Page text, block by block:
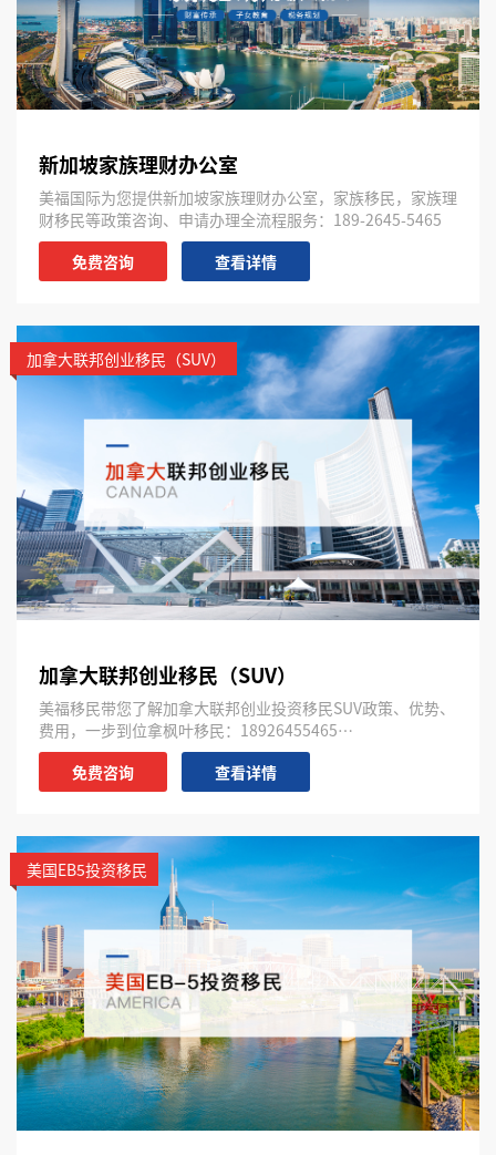
新加坡家族理财办公室
美福国际为您提供新加坡家族理财办公室，家族移民，家族理
财移民等政策咨询、申请办理全流程服务：189-2645-5465
免费咨询
查看详情
加拿大联邦创业移民（SUV）
加拿大联邦创业移民（SUV）
美福移民带您了解加拿大联邦创业投资移民SUV政策、优势、
费用，一步到位拿枫叶移民：18926455465…
免费咨询
查看详情
美国EB5投资移民